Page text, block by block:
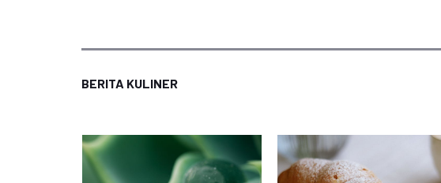
BERITA KULINER